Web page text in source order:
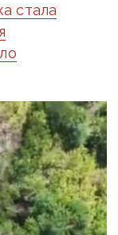
стала